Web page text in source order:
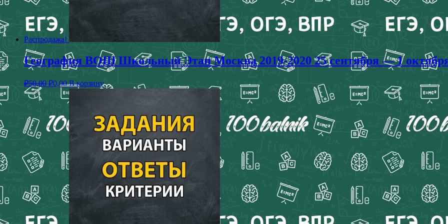
Распродажа!
География ВОШ Школьный Этап Москва 2019-2020 25 сентября — 1
₽50,00 ₽0,00 В корзину